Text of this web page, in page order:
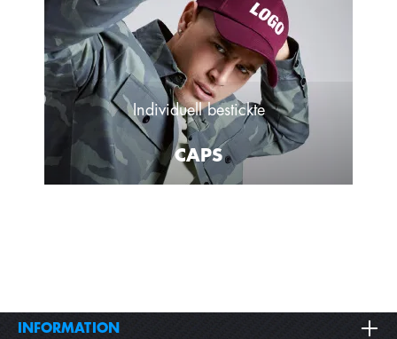
Individuell bestickte
CAPS
INFORMATION